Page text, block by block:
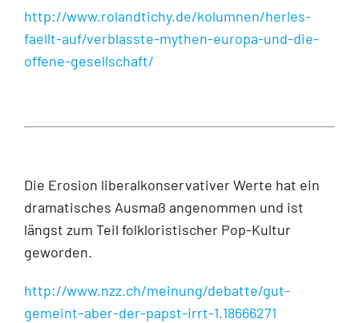
http://www.rolandtichy.de/kolumnen/herles-
faellt-auf/verblasste-mythen-europa-und-die-
offene-gesellschaft/
Die Erosion liberalkonservativer Werte hat ein
dramatisches Ausmaß angenommen und ist
längst zum Teil folkloristischer Pop-Kultur
geworden.
http://www.nzz.ch/meinung/debatte/gut-
gemeint–aber-der-papst-irrt-1.18666271